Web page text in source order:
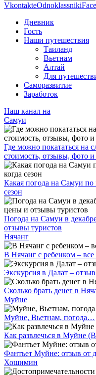
VkontakteOdnoklassniki
Дневник
Гость
Наши путешествия
Таиланд
Вьетнам
Алтай
Для
Саморазвитие
Заработок
Наш канал на
Самуи
Где можно покататься на
стоимость, отзывы, фото и
Какая погода на Самуи по
сезон
Погода на Самуи в
отзывы туристов
Нячанг
В Нячанг с ребенком – все
Экскурсия в Далат –
Сколько брать денег в
Муйне
Муйне, Вьетнам, погода…
Как развлечься в Муйне
Фантьет Муйне: отзыв от
Хошимин